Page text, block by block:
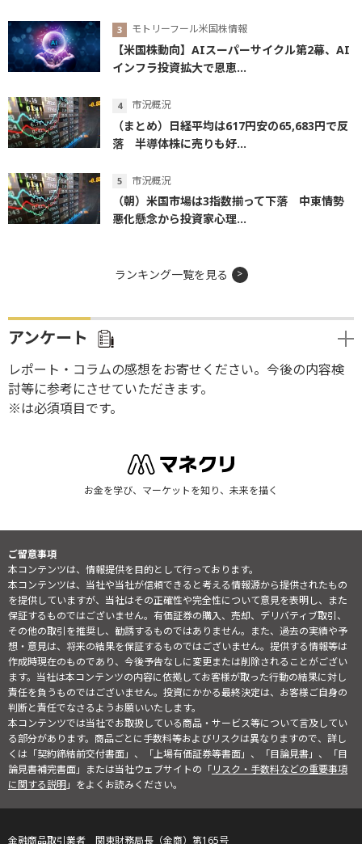
モトリーフール米国株情報
【米国株動向】AIスーパーサイクル第2幕、AI
インフラ投資拡大で恩恵...
市況概況
（まとめ）日経平均は617円安の65,683円で反
落 半導体株に売りも好...
市況概況
（朝）米国市場は3指数揃って下落 中東情勢
悪化懸念から投資家心理...
ランキング一覧を見る
アンケート
レポート・コラムの感想をお寄せください。今後の内容検
討等に参考にさせていただきます。
※は必須項目です。
お金を学び、マーケットを知り、未来を描く
ご留意事項
本コンテンツは、情報提供を目的として行っております。
本コンテンツは、当社や当社が信頼できると考える情報源から提供されたもの
を提供していますが、当社はその正確性や完全性について意見を表明し、また
保証するものではございません。有価証券の購入、売却、デリバティブ取引、
その他の取引を推奨し、勧誘するものではありません。また、過去の実績や予
想・意見は、将来の結果を保証するものではございません。提供する情報等は
作成時現在のものであり、今後予告なしに変更または削除されることがござい
ます。当社は本コンテンツの内容に依拠してお客様が取った行動の結果に対し
責任を負うものではございません。投資にかかる最終決定は、お客様ご自身の
判断と責任でなさるようお願いいたします。
本コンテンツでは当社でお取扱している商品・サービス等について言及してい
る部分があります。商品ごとに手数料等およびリスクは異なりますので、詳し
くは「契約締結前交付書面」、「上場有価証券等書面」、「目論見書」、「目
論見書補完書面」または当社ウェブサイトの「リスク・手数料などの重要事項
に関する説明」をよくお読みください。
金融商品取引業者 関東財務局長（金商）第165号